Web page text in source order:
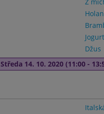
Jogurt
Džus
Středa 14. 10. 2020 (11:00 -